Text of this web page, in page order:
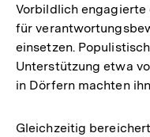
Vorbildlich
für
einsetzen.
Unterstützung etwa
in Dörfern machten
Gleichzeitig